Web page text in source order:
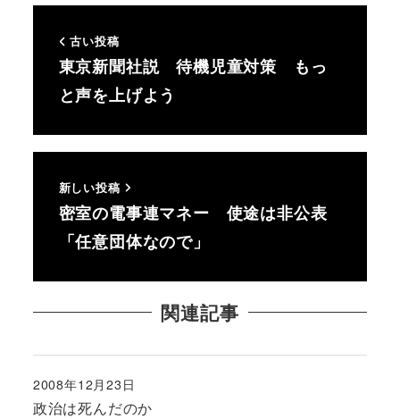
古い投稿
東京新聞社説 待機児童対策 もっ
と声を上げよう
新しい投稿
密室の電事連マネー 使途は非公表
「任意団体なので」
関連記事
政治は死んだのか
投稿日
2008年12月23日